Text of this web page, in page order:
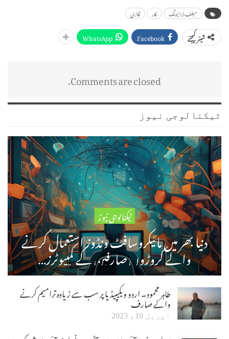
سیلف ڈرائیونگ کار گاڑی
شیئر کیجئے Facebook
WhatsApp
Comments are closed.
ٹیکنالوجی نیوز
ٹیکنالوجی نیوز
دنیا بھر میں مائیکروسافٹ ونڈوز استعمال کرنے
والے کروڑوں صارفین کے کمپیوٹرز…
طاہر محمود۔ اردو ویکیپیڈیا پر سب سے زیادہ ترامیم کرنے
والے صارف
اپریل 19، 2023